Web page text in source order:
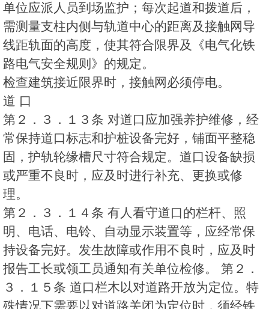
单位应派人员到场监护；每次起道和拨道后，
需测量支柱内侧与轨道中心的距离及接触网导
线距轨面的高度，使其符合限界及《电气化铁
路电气安全规则》的规定。
检查建筑接近限界时，接触网必须停电。
道 口
第２．３．１３条 对道口应加强养护维修，经
常保持道口标志和护桩设备完好，铺面平整稳
固，护轨轮缘槽尺寸符合规定。道口设备缺损
或严重不良时，应及时进行补充、更换或修
理。
第２．３．１４条 有人看守道口的栏杆、照
明、电话、电铃、自动显示装置等，应经常保
持设备完好。发生故障或作用不良时，应及时
报告工长或领工员通知有关单位检修。 第２．
３．１５条 道口栏木以对道路开放为定位。特
殊情况下需要以对道路关闭为定位时，须经铁